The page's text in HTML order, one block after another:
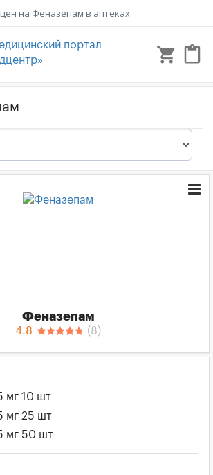
на Феназепам в аптеках
shopping_cart content_paste
Феназепам
4.8 (8)
мг 10 шт
мг 25 шт
мг 50 шт